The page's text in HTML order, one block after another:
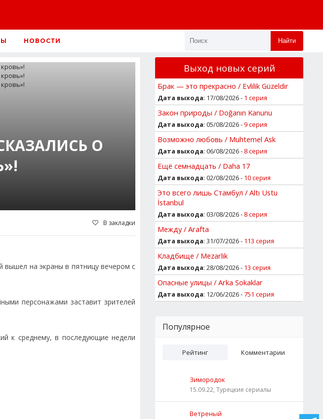
НОВОСТИ Найти
О
В закладки
вышел на экраны в пятницу вечером с
персонажами заставит зрителей
к среднему, в последующие недели
Выход новых серий
Брак — это прекрасно / Evlilik Güzeldir
Дата выхода: 17/08/2026 - 1 серия
Закон природы / Doğanın Kanunu
Дата выхода: 05/08/2026 -9 серия
Возможно любовь / Muhtemel Ask
Дата выхода: 06/08/2026 - 8 серия
Ещё семнадцать / Daha 17
Дата выхода: 02/08/2026 - 10 серия
Это всего лишь Стамбул / Altı Ustu
İstanbul
Дата выхода: 03/08/2026 - 8 серия
Между / Arafta
Дата выхода: 31/07/2026 - 113 серия
Кладбище / Mezarlik
Дата выхода: 28/08/2026 - 13 серия
Опасные улицы / Arka Sokaklar
Дата выхода: 12/06/2026 -751 серия
Популярное
Рейтинг Комментарии
Зимородок
15.09.22, Турецкие сериалы
Ветреный